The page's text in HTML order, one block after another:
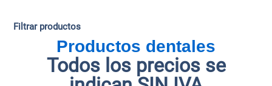
Filtrar productos
Productos dentales
Todos los precios se